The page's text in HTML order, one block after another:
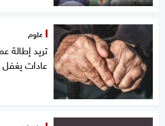
علوم
عادات يغفل